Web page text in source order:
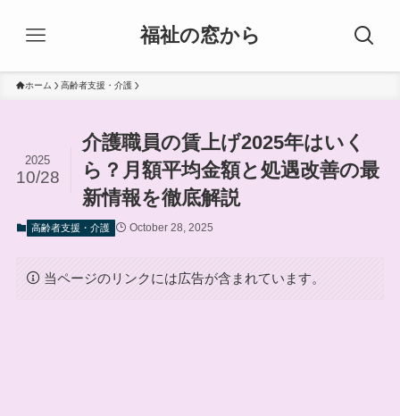
福祉の窓から
ホーム 高齢者支援・介護
介護職員の賃上げ2025年はいく
ら？月額平均金額と処遇改善の最
新情報を徹底解説
2025
10/28
高齢者支援・介護 October 28, 2025
当ページのリンクには広告が含まれています。